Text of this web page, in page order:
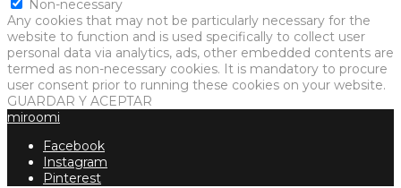
Non-necessary
Any cookies that may not be particularly necessary for the
website to function and is used specifically to collect user
personal data via analytics, ads, other embedded contents are
termed as non-necessary cookies. It is mandatory to procure
user consent prior to running these cookies on your website.
GUARDAR Y ACEPTAR
miroomi
Facebook
Instagram
Pinterest